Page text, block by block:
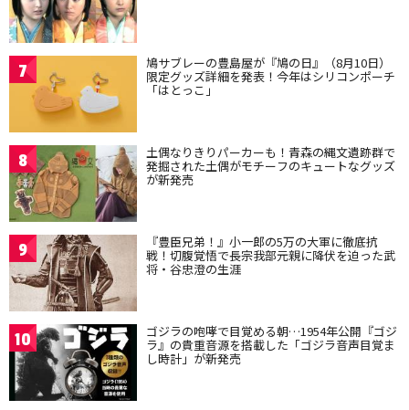
7 鳩サブレーの豊島屋が『鳩の日』（8月10日）
限定グッズ詳細を発表！今年はシリコンポーチ
「はとっこ」
8 土偶なりきりパーカーも！青森の縄文遺跡群で
発掘された土偶がモチーフのキュートなグッズ
が新発売
9 『豊臣兄弟！』小一郎の5万の大軍に徹底抗
戦！切腹覚悟で長宗我部元親に降伏を迫った武
将・谷忠澄の生涯
10 ゴジラの咆哮で目覚める朝…1954年公開『ゴジ
ラ』の貴重音源を搭載した「ゴジラ音声目覚ま
し時計」が新発売